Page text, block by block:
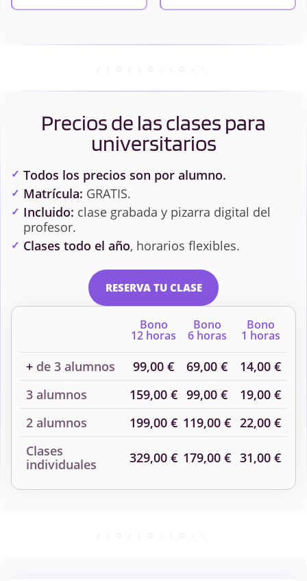
Inmunología Química Analítica
Química
Química General e
Precios de las clases para
universitarios
Todos los precios son por alumno.
Matrícula: GRATIS.
Incluido: clase grabada y pizarra digital del
profesor.
Clases todo el año, horarios flexibles.
RESERVA TU CLASE
Bono
12 horas
Bono
6 horas
Bono
1 horas
+ de 3 alumnos 99,00 € 69,00 €
14,00 €
3 alumnos
159,00 € 99,00 €
19,00 €
2 alumnos
199,00 € 119,00 € 22,00 €
Clases
individuales
329,00 € 179,00 € 31,00 €